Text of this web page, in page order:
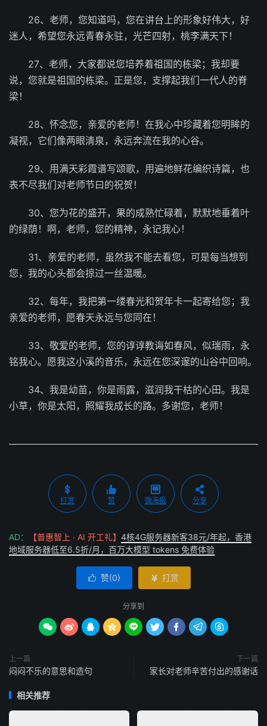
26、老师，您知道吗，您在讲台上的形象好伟大，好
迷人，希望您永远青春永驻，光芒四射，桃李满天下！
27、老师，大家都说您培养着祖国的栋梁；我却要
说，您就是祖国的栋梁。正是您，支撑起我们一代人的脊
梁！
28、怀念您，亲爱的老师！在我心中珍藏着您明眸的
凝视，它们像两眼清泉，永远奔流在我的心谷。
29、用满天彩霞谱写颂歌，用遍地鲜花编织诗篇，也
表不尽我们对老师节曰的祝贺！
30、您为花的盛开，果的成熟忙碌着，默默地垂着叶
的绿荫！啊，老师，您的精神，永记我心！
31、亲爱的老师，虽然我不能去看您，可是每当想到
您，我的心头都会掠过一丝温暖。
32、每年，我把第一缕春光和贺年卡一起寄给您；我
亲爱的老师，愿春天永远与您同在！
33、敬爱的老师，您的谆谆教诲如春风，似瑞雨，永
铭我心。愿我这小溪的音乐，永远在您深邃的山谷中回响。
34、我是幼苗，你是雨露，滋润我干枯的心田。我是
小草，你是太阳，照耀我成长的路。多谢您，老师！
打赏 赞 微海报 分享
AD： 【普惠智上 · AI 开工礼】 4核4G服务器新客38元/年起，香港
地域服务器低至6.5折/月，百万大模型 tokens 免费体验
 赞(0)  打赏
分享到
        
上一篇
闷闷不乐的意思和造句
下一篇
家长对老师辛苦付出的感谢话
相关推荐